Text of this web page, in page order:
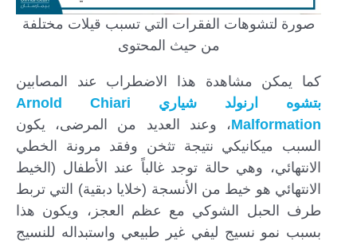
صورة لتشوهات الفقرات التي تسبب قيلات مختلفة
من حيث المحتوى
كما يمكن مشاهدة هذا الاضطراب عند المصابين
بتشوه ارنولد شياري Arnold Chiari
Malformation، وعند العديد من المرضى، يكون
السبب ميكانيكي نتيجة تثخن وفقد مرونة الخطي
الانتهائي، وهي حالة توجد غالباً عند الأطفال (الخيط
الانتهائي هو خيط من الأنسجة (خلايا دبقية) التي تربط
طرف الحبل الشوكي مع عظم العجز، ويكون هذا
بسبب نمو نسيج ليفي غير طبيعي واستبداله للنسيج